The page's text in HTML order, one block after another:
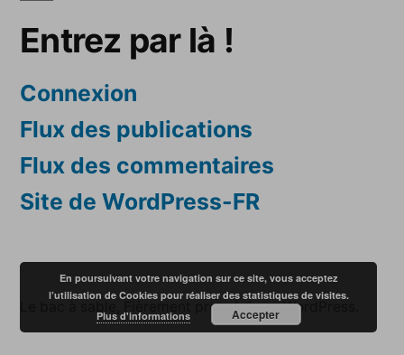
Entrez par là !
Connexion
Flux des publications
Flux des commentaires
Site de WordPress-FR
Fièrement propulsé par WordPress.
En poursuivant votre navigation sur ce site, vous acceptez
l’utilisation de Cookies pour réaliser des statistiques de visites.
Plus d'informations
Accepter